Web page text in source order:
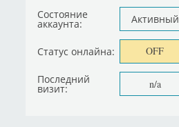
Состояние
аккаунта: Активный
Статус онлайна: OFF
Последний
визит: n/a